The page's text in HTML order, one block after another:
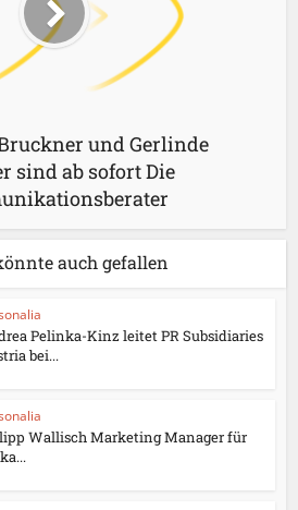
und Gerlinde
sind ab sofort Die
auch gefallen
Pelinka-Kinz leitet PR Subsidiaries
bei...
Wallisch Marketing Manager für